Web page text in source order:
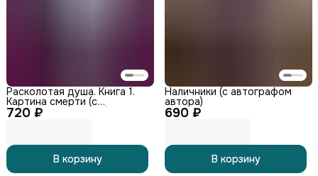
720 ₽
Расколотая душа. Книга 1.
Картина смерти (с
автографом автора)
В корзину
690 ₽
Наличники (с автографом
автора)
В корзину